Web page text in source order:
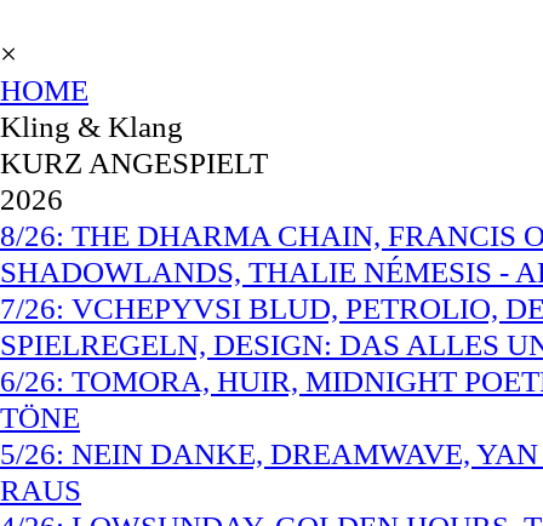
×
HOME
Kling & Klang
KURZ ANGESPIELT
2026
8/26: THE DHARMA CHAIN, FRANCIS
SHADOWLANDS, THALIE NÉMESIS -
7/26: VCHEPYVSI BLUD, PETROLIO,
SPIELREGELN, DESIGN: DAS ALLES
6/26: TOMORA, HUIR, MIDNIGHT
TÖNE
5/26: NEIN DANKE, DREAMWAVE,
RAUS